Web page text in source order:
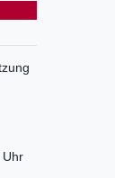
Uhr